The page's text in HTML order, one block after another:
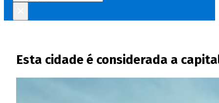
Esta cidade é considerada a